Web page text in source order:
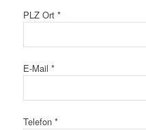
PLZ Ort *
E-Mail *
Telefon *